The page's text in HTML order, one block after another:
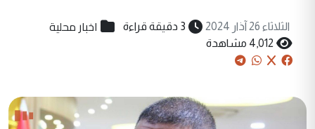
الثلاثاء 26 آذار 2024 3 دقيقة قراءة اخبار محلية
4,012 مشاهدة